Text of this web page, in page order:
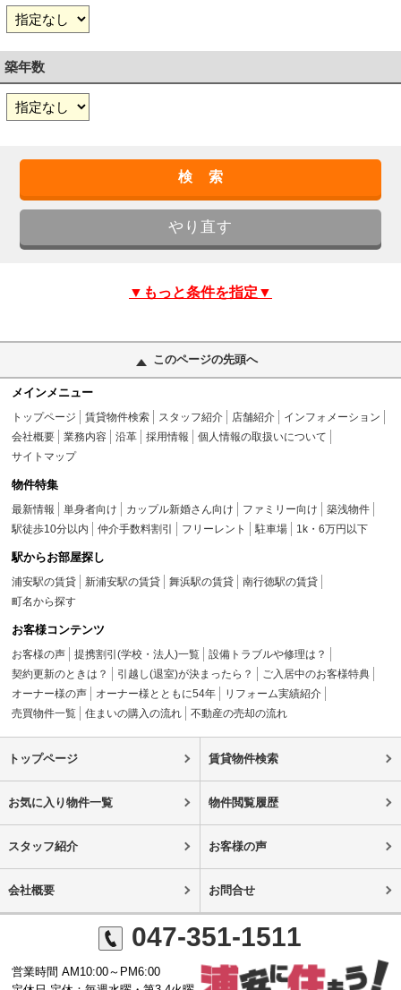
築年数
▼もっと条件を指定▼
このページの先頭へ
メインメニュー
トップページ 賃貸物件検索 スタッフ紹介 店舗紹介
インフォメーション
会社概要
業務内容 沿革 採用情報
個人情報の取扱いについて
サイトマップ
物件特集
最新情報 単身者向け カップル新婚さん向け ファミリー向け
築浅物件
駅徒歩10分以内
仲介手数料割引 フリーレント 駐車場 1k・6万円以下
駅からお部屋探し
浦安駅の賃貸 新浦安駅の賃貸 舞浜駅の賃貸
南行徳駅の賃貸
町名から探す
お客様コンテンツ
お客様の声 提携割引(学校・法人)一覧
設備トラブルや修理は？
契約更新のときは？
引越し(退室)が決まったら？
ご入居中のお客様特典
オーナー様の声
オーナー様とともに54年
リフォーム実績紹介
売買物件一覧
住まいの購入の流れ 不動産の売却の流れ
トップページ 賃貸物件検索
お気に入り物件一覧 物件閲覧履歴
スタッフ紹介 お客様の声
会社概要 お問合せ
047-351-1511
営業時間 AM10:00～PM6:00